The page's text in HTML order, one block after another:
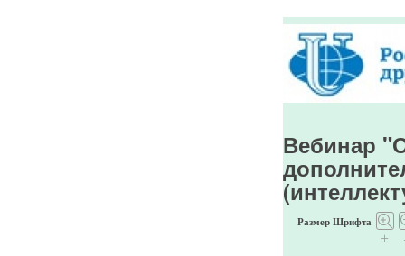
Не
удалось
загрузить
пользователя
477.
JUser:
:_load:
удалось
Вебинар
Размер Шрифта
+